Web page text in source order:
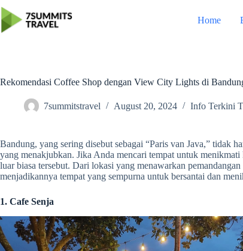
Skip
to
content
Home
Rekomendasi Coffee Shop dengan View City Lights di
7summitstravel August 20, 2024 Info Terkini
Bandung, yang sering disebut sebagai “Paris van Java,” tidak
yang menakjubkan. Jika Anda mencari tempat untuk
luar biasa tersebut. Dari lokasi yang menawarkan
menjadikannya tempat yang sempurna untuk bersantai dan
1. Cafe Senja